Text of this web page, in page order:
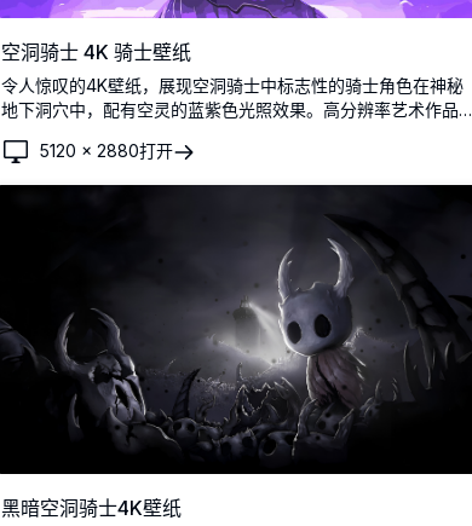
空洞骑士 4K 骑士壁纸
令人惊叹的4K壁纸，展现空洞骑士中标志性的骑士角色在神秘
地下洞穴中，配有空灵的蓝紫色光照效果。高分辨率艺术作品展
适配桌面显示器。
5120 ×2880打开
黑暗空洞骑士4K壁纸